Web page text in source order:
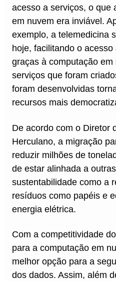
acesso a serviços, o que
em nuvem era inviável.
exemplo, a telemedicina
hoje, facilitando o
graças à computação
serviços que foram
foram desenvolvidas
recursos mais
De acordo com o Diretor
Herculano, a migração
reduzir milhões de
de estar alinhada a
sustentabilidade como a
resíduos como papéis e
energia elétrica.
Com a competitividade
para a computação em
melhor opção para a
dos dados. Assim, além